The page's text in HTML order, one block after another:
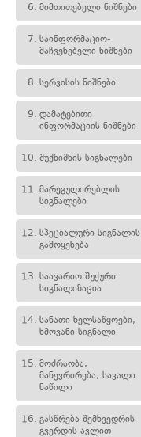
6. მიმთითებელი ნიშნები
7. საინფორმაციო-
მაჩვენებელი ნიშნები
8. სერვისის ნიშნები
9. დამატებითი
ინფორმაციის ნიშნები
10. შუქნიშნის სიგნალები
11. მარეგულირებლის
სიგნალები
12. სპეციალური სიგნალის
გამოყენება
13. საავარიო შუქური
სიგნალიზაცია
14. სანათი ხელსაწყოები,
ხმოვანი სიგნალი
15. მოძრაობა,
მანევრირება, სავალი
ნაწილი
16. გასწრება შემხვედრის
გვერდის ავლით